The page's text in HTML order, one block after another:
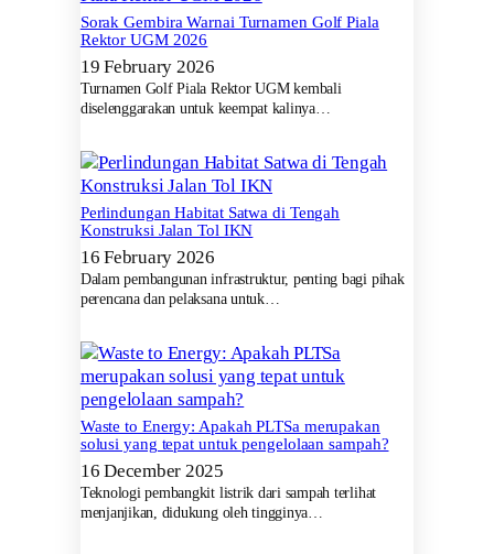
Sorak Gembira Warnai Turnamen Golf Piala
Rektor UGM 2026
19 February 2026
Turnamen Golf Piala Rektor UGM kembali
diselenggarakan untuk keempat kalinya…
Perlindungan Habitat Satwa di Tengah
Konstruksi Jalan Tol IKN
16 February 2026
Dalam pembangunan infrastruktur, penting bagi pihak
perencana dan pelaksana untuk…
Waste to Energy: Apakah PLTSa merupakan
solusi yang tepat untuk pengelolaan sampah?
16 December 2025
Teknologi pembangkit listrik dari sampah terlihat
menjanjikan, didukung oleh tingginya…